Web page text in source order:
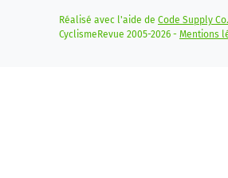
Réalisé avec l'aide de Code Supply Co.
CyclismeRevue 2005-2026 - Mentions